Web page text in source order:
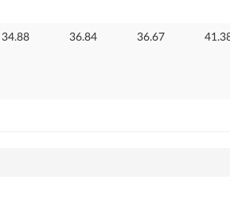
34.88 36.84 36.67